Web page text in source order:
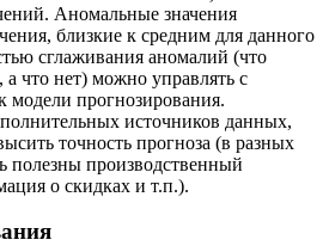
Аномальные значения
близкие к средним для данного
сглаживания аномалий (что
а что нет) можно управлять с
модели прогнозирования.
источников данных,
точность прогноза (в разных
полезны производственный
о скидках и т.п.).